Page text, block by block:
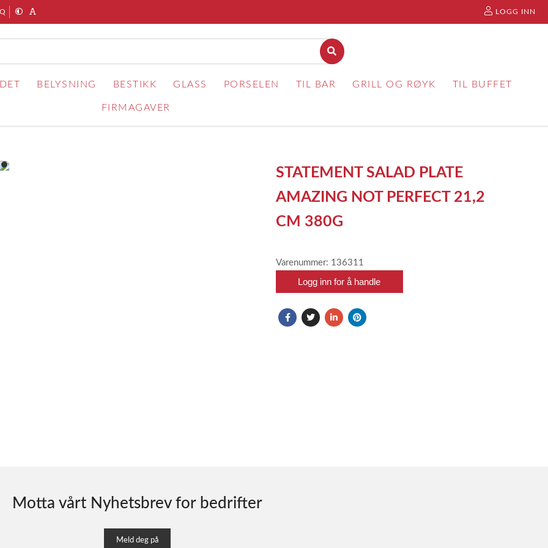
LOGG INN
BELYSNING BESTIKK GLASS PORSELEN TIL BAR GRILL OG RØYK TIL BUFFET
FIRMAGAVER
item
STATEMENT SALAD PLATE
AMAZING NOT PERFECT 21,2
CM 380G
Varenummer: 136311
Logg inn for å handle
Motta vårt Nyhetsbrev for bedrifter
Meld deg på